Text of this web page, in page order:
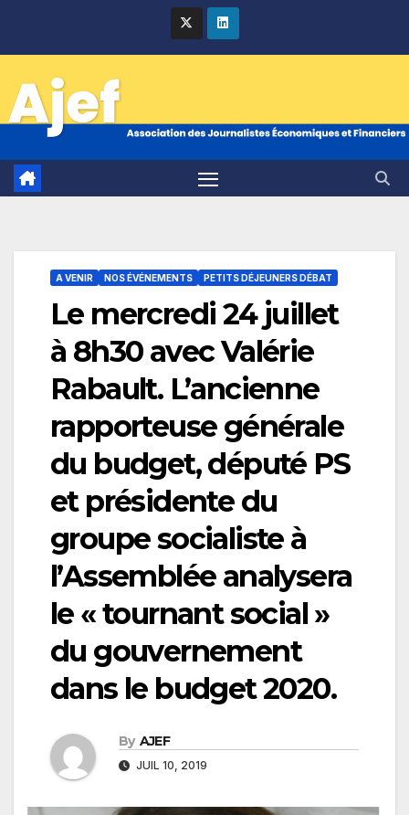
A VENIR NOS ÉVÉNEMENTS PETITS DÉJEUNERS DÉBAT
Le mercredi 24 juillet
à 8h30 avec Valérie
Rabault. L’ancienne
rapporteuse générale
du budget, député PS
et présidente du
groupe socialiste à
l’Assemblée analysera
le « tournant social »
du gouvernement
dans le budget 2020.
By AJEF
JUIL 10, 2019